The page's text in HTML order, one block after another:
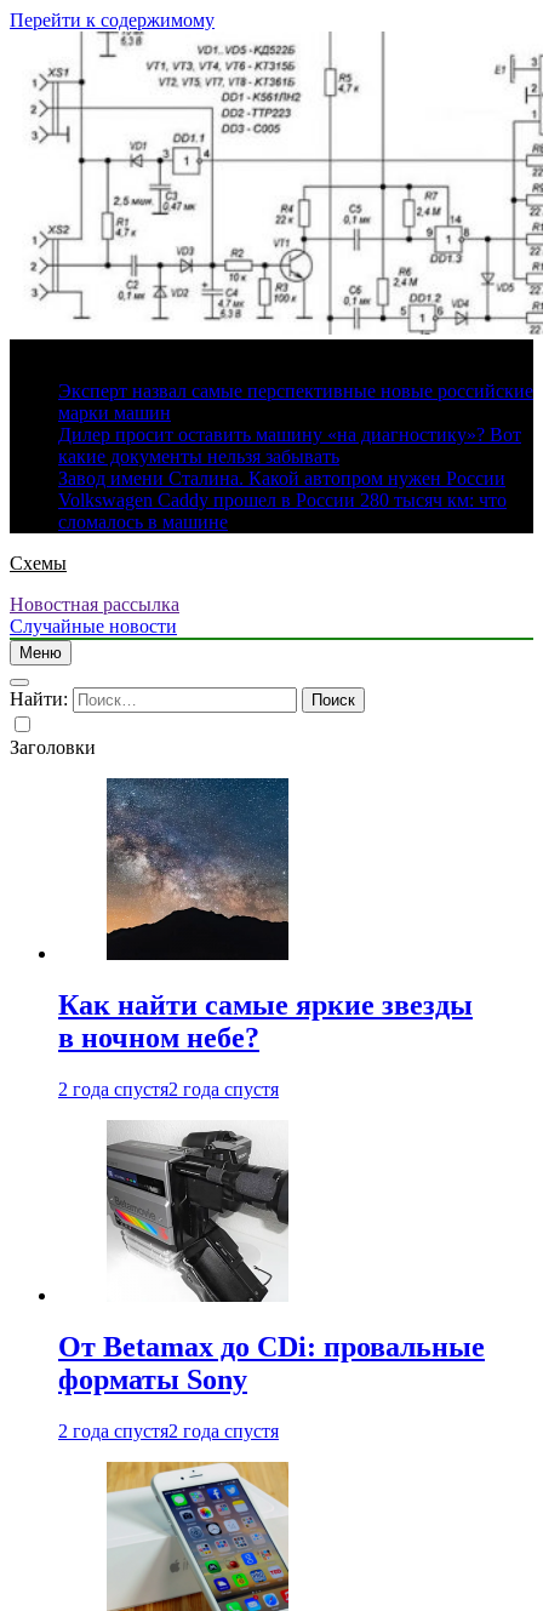
Перейти к содержимому
Эксперт назвал самые перспективные новые российские
марки машин
Дилер просит оставить машину «на диагностику»? Вот
какие документы нельзя забывать
Завод имени Сталина. Какой автопром нужен России
Volkswagen Caddy прошел в России 280 тысяч км: что
сломалось в машине
Схемы
Новостная рассылка
Случайные новости
Меню
Найти:
Заголовки
Как найти самые яркие звезды
в ночном небе?
2 года спустя2 года спустя
От Betamax до CDi: провальные
форматы Sony
2 года спустя2 года спустя